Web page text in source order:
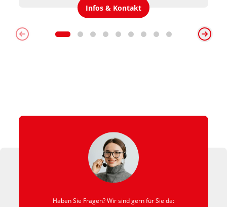
Infos & Kontakt
Haben Sie Fragen? Wir sind gern für Sie da: